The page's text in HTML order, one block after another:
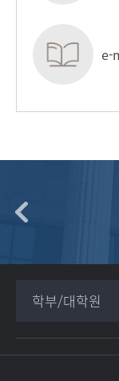
e-
학부/대학원